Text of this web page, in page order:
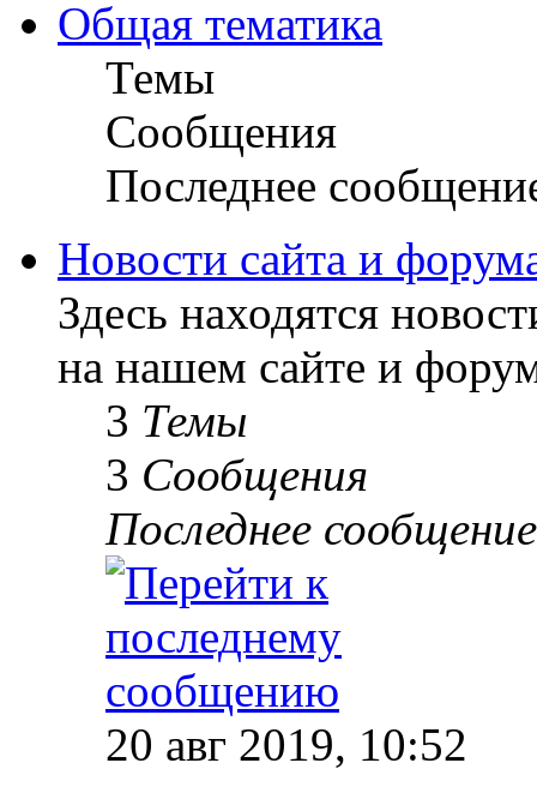
Общая тематика
Темы
Сообщения
Последнее
Новости сайта и
Здесь находятся
на нашем сайте и
3 Темы
3 Сообщения
Последнее сообщение
20 авг 2019, 10:52